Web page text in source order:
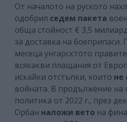
От началото на руското
одобрил седем пакета
обща стойност € 3,5
за доставка на боеприпаси.
месеца унгарсктото
всякакви плащания от
искайки отстъпки, които не
войната. В продължение на
политика от 2022 г., през
Орбан наложи вето на